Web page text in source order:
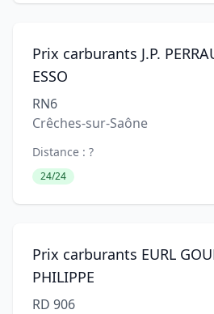
Prix carburants J.P.
ESSO
RN6
Crêches-sur-Saône
Distance : ?
24/24
Prix carburants EURL
PHILIPPE
RD 906